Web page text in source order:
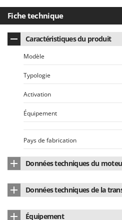
U
Udor
Unger
Verdemax
Vesco
Volpi
Weber
WIDU
Wolf Garten
Wortex
Fiche technique
Caractéristiques du produit
Modèle
Typologie
Activation
Équipement
Pays de fabrication
Données techniques du
Type de moteur
Données techniques de la
Équipement